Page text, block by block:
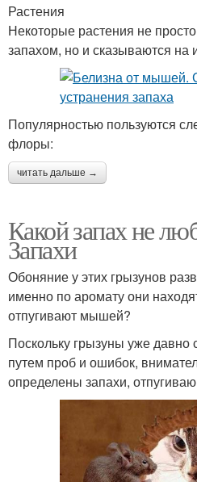
Растения
Некоторые растения не
запахом, но и сказываются на
Популярностью пользуются
флоры:
читать дальше →
Какой запах не
Запахи
Обоняние у этих грызунов
именно по аромату они
отпугивают мышей?
Поскольку грызуны уже давно
путем проб и ошибок,
определены запахи,